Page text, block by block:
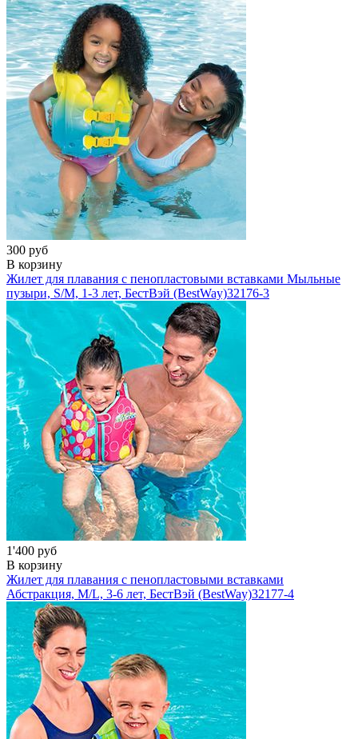
300 руб
В корзину
Жилет для плавания с пенопластовыми вставками Мыльные
пузыри, S/M, 1-3 лет, БестВэй (BestWay)32176-3
1'400 руб
В корзину
Жилет для плавания с пенопластовыми вставками
Абстракция, M/L, 3-6 лет, БестВэй (BestWay)32177-4